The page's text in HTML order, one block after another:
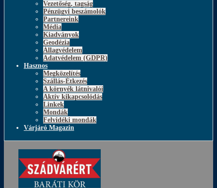
Vezetőség, tagság
Pénzügyi beszámolók
Partnereink
Média
Kiadványok
Geodézia
Állagvédelem
Adatvédelem (GDPR)
Hasznos
Megközelítés
Szállás-Étkezés
A környék látnivalói
Aktív kikapcsolódás
Linkek
Mondák
Felvidéki mondák
Várjáró Magazin